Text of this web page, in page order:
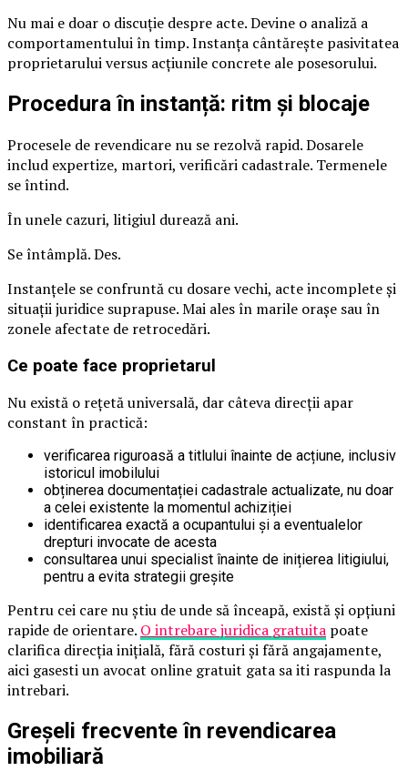
Nu mai e doar o discuție despre acte. Devine o analiză a
comportamentului în timp. Instanța cântărește pasivitatea
proprietarului versus acțiunile concrete ale posesorului.
Procedura în instanță: ritm și blocaje
Procesele de revendicare nu se rezolvă rapid. Dosarele
includ expertize, martori, verificări cadastrale. Termenele
se întind.
În unele cazuri, litigiul durează ani.
Se întâmplă. Des.
Instanțele se confruntă cu dosare vechi, acte incomplete și
situații juridice suprapuse. Mai ales în marile orașe sau în
zonele afectate de retrocedări.
Ce poate face proprietarul
Nu există o rețetă universală, dar câteva direcții apar
constant în practică:
verificarea riguroasă a titlului înainte de acțiune, inclusiv
istoricul imobilului
obținerea documentației cadastrale actualizate, nu doar
a celei existente la momentul achiziției
identificarea exactă a ocupantului și a eventualelor
drepturi invocate de acesta
consultarea unui specialist înainte de inițierea litigiului,
pentru a evita strategii greșite
Pentru cei care nu știu de unde să înceapă, există și opțiuni
rapide de orientare. O intrebare juridica gratuita poate
clarifica direcția inițială, fără costuri și fără angajamente,
aici gasesti un avocat online gratuit gata sa iti raspunda la
intrebari.
Greșeli frecvente în revendicarea
imobiliară